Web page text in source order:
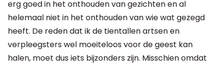
erg goed in het onthouden van gezichten en al
helemaal niet in het onthouden van wie wat gezegd
heeft. De reden dat ik de tientallen artsen en
verpleegsters wel moeiteloos voor de geest kan
halen, moet dus iets bijzonders zijn. Misschien omdat